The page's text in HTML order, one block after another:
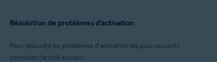
Résolution de problèmes d’activation
Pour résoudre les problèmes d’activation les plus courants,
consultez l’article suivant :